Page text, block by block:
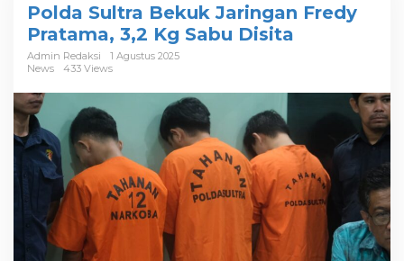
l
d
a
l
t
a
B
k
Polda Sultra Bekuk Jaringan Fredy
Pratama, 3,2 Kg Sabu Disita
Admin Redaksi
1 Agustus 2025
News
433 Views